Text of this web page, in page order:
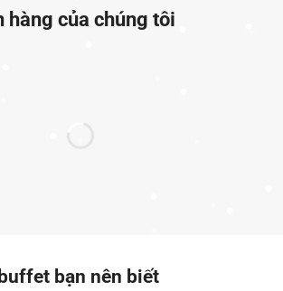
hàng của chúng tôi
bạn nên biết